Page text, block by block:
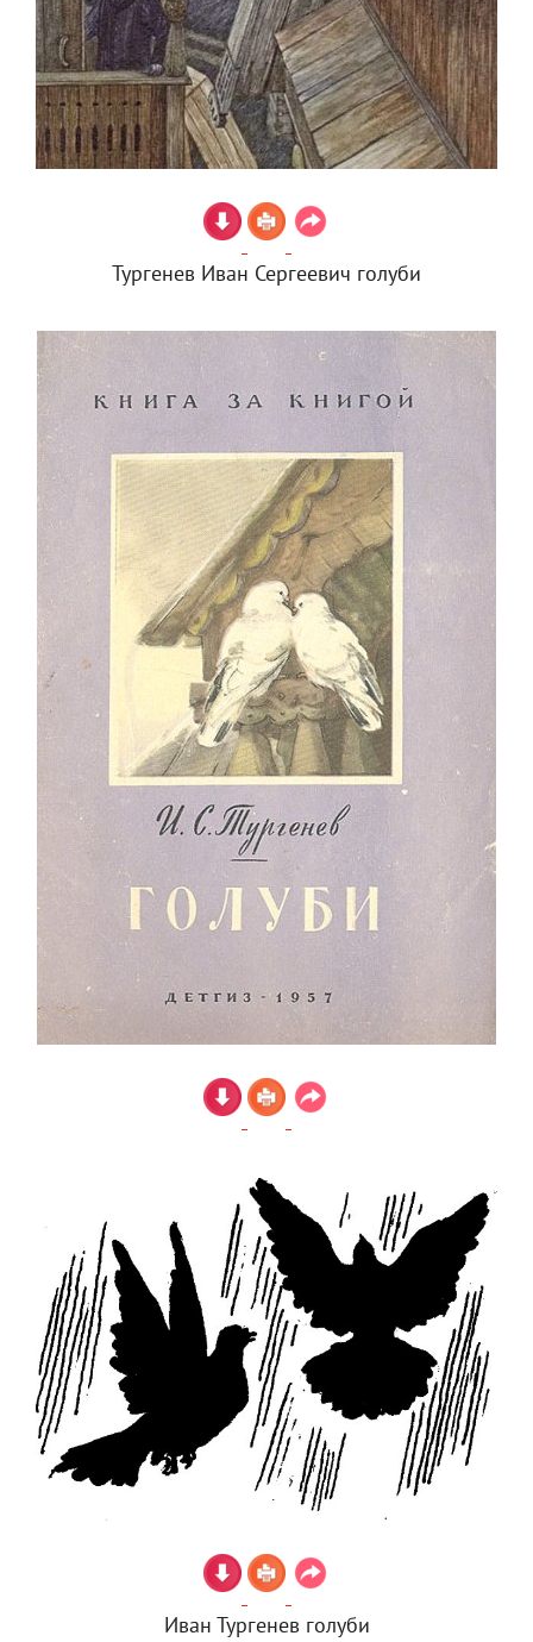
Тургенев Иван Сергеевич голуби
Иван Тургенев голуби